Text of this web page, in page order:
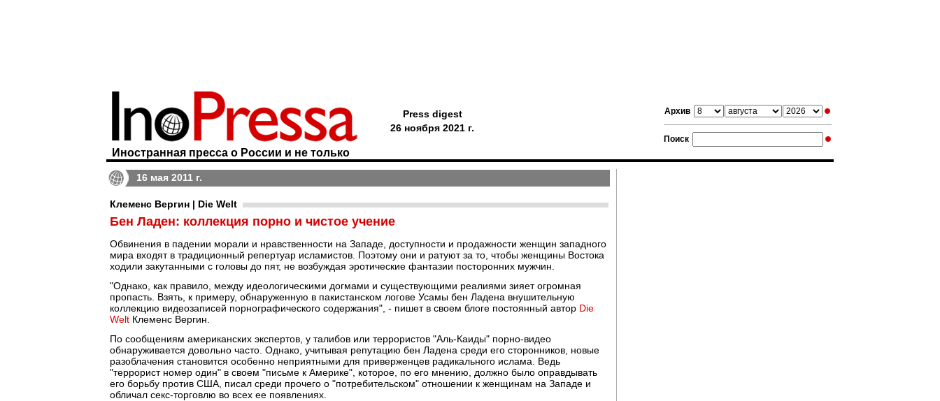
Архив
Поиск
Иностранная пресса о России и не только
Press digest
26 ноября 2021 г.
16 мая 2011 г.
Клеменс Вергин | Die Welt
Бен Ладен: коллекция порно и чистое учение
Обвинения в падении морали и нравственности на Западе, доступности и продажности женщин западного
мира входят в традиционный репертуар исламистов. Поэтому они и ратуют за то, чтобы женщины Востока
ходили закутанными с головы до пят, не возбуждая эротические фантазии посторонних мужчин.
"Однако, как правило, между идеологическими догмами и существующими реалиями зияет огромная
пропасть. Взять, к примеру, обнаруженную в пакистанском логове Усамы бен Ладена внушительную
коллекцию видеозаписей порнографического содержания", - пишет в своем блоге постоянный автор Die
Welt Клеменс Вергин.
По сообщениям американских экспертов, у талибов или террористов "Аль-Каиды" порно-видео
обнаруживается довольно часто. Однако, учитывая репутацию бен Ладена среди его сторонников, новые
разоблачения становится особенно неприятными для приверженцев радикального ислама. Ведь
"террорист номер один" в своем "письме к Америке", которое, по его мнению, должно было оправдывать
его борьбу против США, писал среди прочего о "потребительском" отношении к женщинам на Западе и
обличал секс-торговлю во всех ее появлениях.